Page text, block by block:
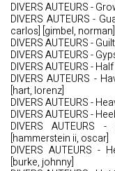
DIVERS AUTEURS -
DIVERS AUTEURS -
carlos] [gimbel, norman]
DIVERS AUTEURS -
DIVERS AUTEURS -
DIVERS AUTEURS -
DIVERS AUTEURS -
[hart, lorenz]
DIVERS AUTEURS -
DIVERS AUTEURS -
DIVERS AUTEURS
[hammerstein ii, oscar]
DIVERS AUTEURS -
[burke, johnny]